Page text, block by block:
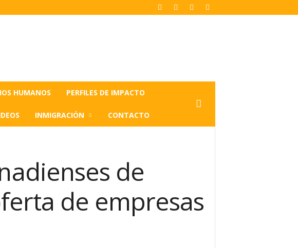
HUMANOS PERFILES DE IMPACTO
INMIGRACIÓN CONTACTO
de
de empresas